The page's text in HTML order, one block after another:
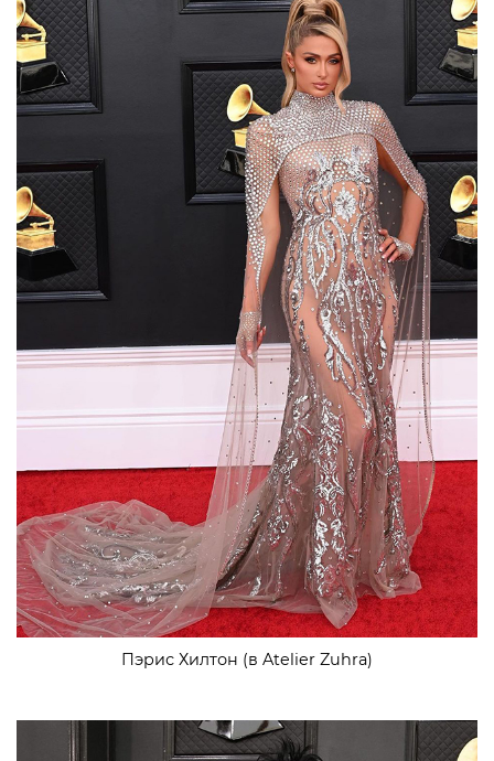
Пэрис Хилтон (в Atelier Zuhra)